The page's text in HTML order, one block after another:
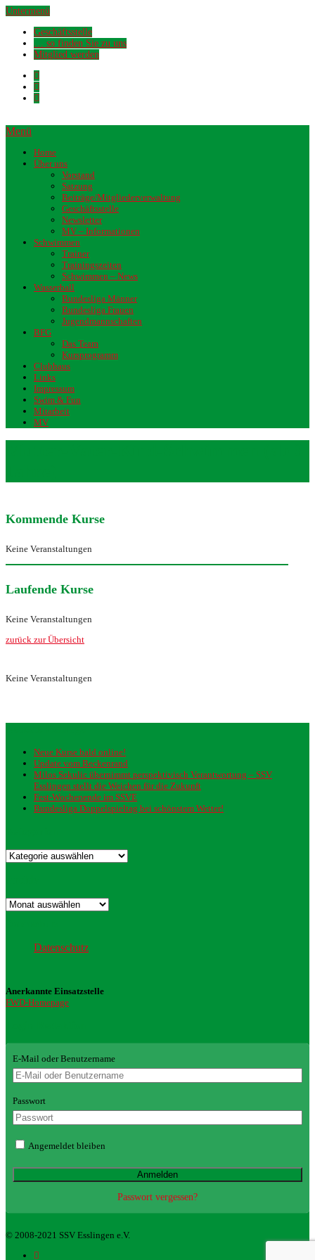
Untermenü
Geschäftsstelle
… so finden Sie zu uns
Mitglied werden
Menü
Home
Über uns
Vorstand
Satzung
Beiträge/Mitgliederverwaltung
Geschäftsstelle
Newsletter
MV – Informationen
Schwimmen
Trainer
Trainingszeiten
Schwimmen – News
Wasserball
Bundesliga Männer
Bundesliga Frauen
Jugendmannschaften
BFG
Das Team
Kursprogramm
Clubhaus
Links
Impressum
Swim & Fun
Mitarbeit
MV
Kommende Kurse
Keine Veranstaltungen
Laufende Kurse
Keine Veranstaltungen
zurück zur Übersicht
Keine Veranstaltungen
Neue Kurse bald online!
Update vom Beckenrand
Milos Sekulic übernimmt perspektivisch Verantwortung – SSV
Esslingen stellt die Weichen für die Zukunft
Fest-Wochenende im SSVE
Bundesliga Doppelspieltag bei schönstem Wetter!
Kategorien
Archiv
Datenschutz
Anerkannte Einsatzstelle
FWD-Homepage
E-Mail oder Benutzername
Passwort
Angemeldet bleiben
Passwort vergessen?
© 2008-2021 SSV Esslingen e.V.